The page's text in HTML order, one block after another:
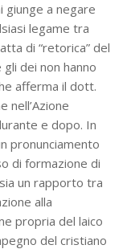
giunge a negare
legame tra
di “retorica” del
dei non hanno
afferma il dott.
nell’Azione
e dopo. In
pronunciamento
di formazione di
un rapporto tra
alla
propria del laico
del cristiano